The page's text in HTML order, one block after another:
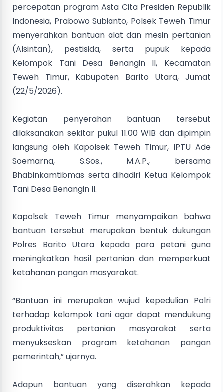
percepatan program Asta Cita Presiden Republik
Indonesia, Prabowo Subianto, Polsek Teweh Timur
menyerahkan bantuan alat dan mesin pertanian
(Alsintan), pestisida, serta pupuk kepada
Kelompok Tani Desa Benangin II, Kecamatan
Teweh Timur, Kabupaten Barito Utara, Jumat
(22/5/2026).
Kegiatan penyerahan bantuan tersebut
dilaksanakan sekitar pukul 11.00 WIB dan dipimpin
langsung oleh Kapolsek Teweh Timur, IPTU Ade
Soemarna, S.Sos., M.A.P., bersama
Bhabinkamtibmas serta dihadiri Ketua Kelompok
Tani Desa Benangin II.
Kapolsek Teweh Timur menyampaikan bahwa
bantuan tersebut merupakan bentuk dukungan
Polres Barito Utara kepada para petani guna
meningkatkan hasil pertanian dan memperkuat
ketahanan pangan masyarakat.
“Bantuan ini merupakan wujud kepedulian Polri
terhadap kelompok tani agar dapat mendukung
produktivitas pertanian masyarakat serta
menyukseskan program ketahanan pangan
pemerintah,” ujarnya.
Adapun bantuan yang diserahkan kepada